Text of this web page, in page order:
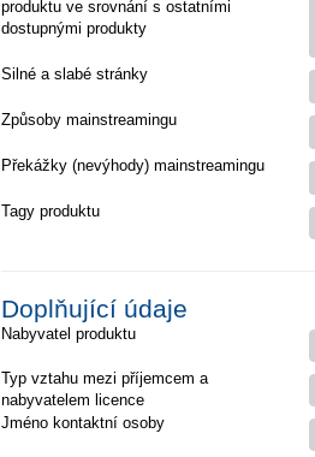
produktu ve srovnání s ostatními
dostupnými produkty
Silné a slabé stránky
Způsoby mainstreamingu
Překážky (nevýhody) mainstreamingu
Tagy produktu
Doplňující údaje
Nabyvatel produktu
Typ vztahu mezi příjemcem a
nabyvatelem licence
Jméno kontaktní osoby